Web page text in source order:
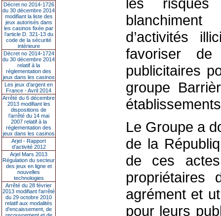
Décret no 2014-1726
du 30 décembre 2014
modifiant la liste des
jeux autorisés dans
les casinos fixée par
l’article D. 321-13 du
code de la sécurité
intérieure
Décret no 2014-1724
du 30 décembre 2014
relatif à la
réglementation des
jeux dans les casinos
Les jeux d’argent en
France - Avril 2014
Arrêté du 6 décembre
2013 modifiant les
dispositions de
l’arrêté du 14 mai
2007 relatif à la
réglementation des
jeux dans les casinos
Arjel - Rapport
d'activité 2012
Arjel Mars 2013
Régulation du secteur
des jeux en ligne et
nouvelles
technologies
Arrêté du 28 février
2013 modifiant l'arrêté
du 29 octobre 2010
relatif aux modalités
d'encaissement, de
d’activités
favoriser
publicitaires
groupe
Le Groupe a
de la
de ces
agrément et
pour leurs